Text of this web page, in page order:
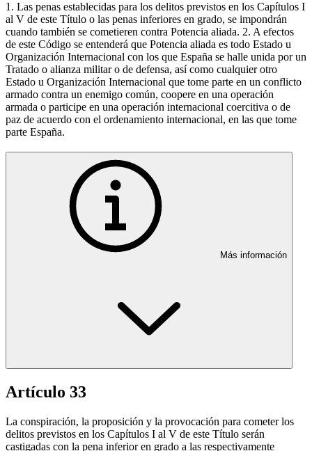
1. Las penas establecidas para los delitos previstos en los Capítulos I
al V de este Título o las penas inferiores en grado, se impondrán
cuando también se cometieren contra Potencia aliada. 2. A efectos
de este Código se entenderá que Potencia aliada es todo Estado u
Organización Internacional con los que España se halle unida por un
Tratado o alianza militar o de defensa, así como cualquier otro
Estado u Organización Internacional que tome parte en un conflicto
armado contra un enemigo común, coopere en una operación
armada o participe en una operación internacional coercitiva o de
paz de acuerdo con el ordenamiento internacional, en las que tome
parte España.
Más información
Artículo 33
La conspiración, la proposición y la provocación para cometer los
delitos previstos en los Capítulos I al V de este Título serán
castigadas con la pena inferior en grado a las respectivamente